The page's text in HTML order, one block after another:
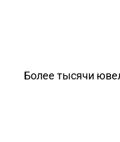
Более тысячи